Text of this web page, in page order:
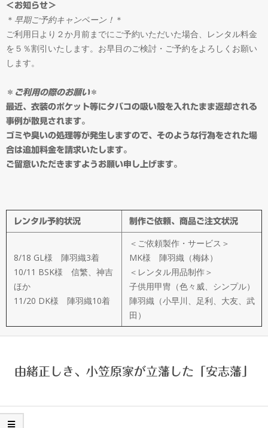
オ
ー
ダ
ー
メ
イ
ド
製
作
武
楽
衆
＜お知らせ＞
＊ 早期ご予約キャンペーン！ ＊
ご利用日より２か月前までにご予約いただいた場合、レンタル料金
を５％割引いたします。お早目のご検討・ご予約をよろしくお願い
します。
＊ ご利用の際のお願い＊
最近、衣装のポケット等にタバコの吸い殻を入れたまま返却される
事例が散見されます。
ゴミや臭いの処理等が発生しますので、そのような行為をされた場
合は追加料金を請求いたします。
ご留意いただきますようお願い申し上げます。
レンタル予約状況 制作ご依頼、商品ご注文状況
8/18 GL様 陣羽織3着
10/11 BSK様 信繁、神吉
ほか
11/20 DK様 陣羽織10着
＜ご依頼製作・サービス＞
MK様 陣羽織（梅鉢）
＜レンタル用品制作＞
子供用甲冑（色々威、シンプル）
陣羽織（小早川、足利、大友、武
田）
由緒正しき、小笠原家が立藩した「安志藩」